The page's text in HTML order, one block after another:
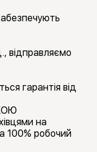
відправляємо
гарантія від
на
100% робочий